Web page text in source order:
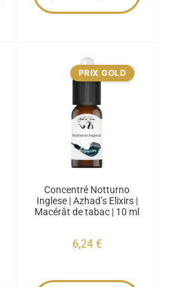
PRIX GOLD
Concentré Notturno
Inglese | Azhad’s Elixirs |
Macérât de tabac | 10 ml
6,24 €